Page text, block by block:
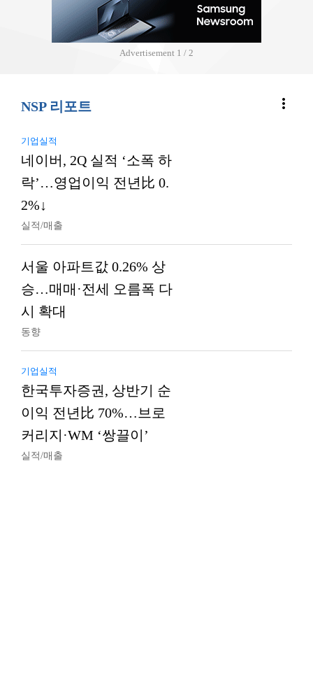
Advertisement 2 / 2
NSP 리포트 more_vert
기업실적
네이버, 2Q 실적 ‘소폭 하
락’…영업이익 전년比 0.
2%↓
실적/매출
서울 아파트값 0.26% 상
승…매매·전세 오름폭 다
시 확대
동향
기업실적
한국투자증권, 상반기 순
이익 전년比 70%…브로
커리지·WM ‘쌍끌이’
실적/매출